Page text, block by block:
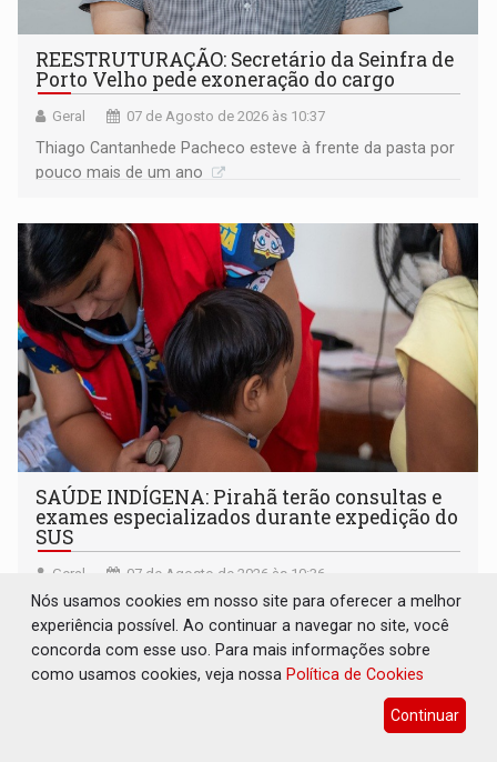
REESTRUTURAÇÃO: Secretário da Seinfra de
Porto Velho pede exoneração do cargo
Geral 07 de Agosto de 2026 às 10:37
Thiago Cantanhede Pacheco esteve à frente da pasta por
pouco mais de um ano
SAÚDE INDÍGENA: Pirahã terão consultas e
exames especializados durante expedição do
SUS
Geral 07 de Agosto de 2026 às 10:36
Ação levará mais de mil atendimentos especializados a
478 indígenas, evitando deslocamentos para centros
urbanos
Nós usamos cookies em nosso site para oferecer a melhor
experiência possível. Ao continuar a navegar no site, você
concorda com esse uso. Para mais informações sobre
como usamos cookies, veja nossa Política de Cookies
Continuar